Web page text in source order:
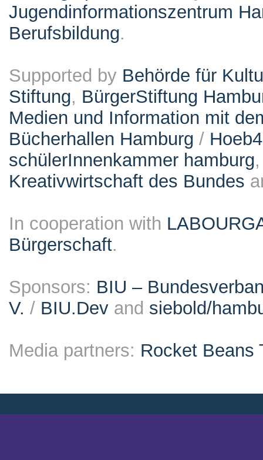
Jugendinformationszentrum
Berufsbildung.
Supported by Behörde für
Stiftung, BürgerStiftung
Medien und Information mit
Bücherhallen Hamburg /
schülerInnenkammer hamburg
Kreativwirtschaft des Bundes
In cooperation with
Bürgerschaft.
Sponsors: BIU –
V. / BIU.Dev and siebold/
Media partners: Rocket Beans